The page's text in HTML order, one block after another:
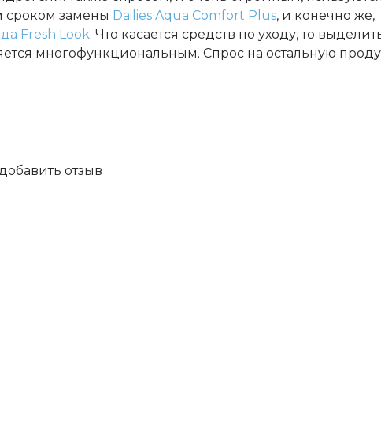
сроком замены Dailies Aqua Comfort Plus, и конечно же,
Fresh Look. Что касается средств по уходу, то
многофункциональным. Спрос на остальную
отзыв